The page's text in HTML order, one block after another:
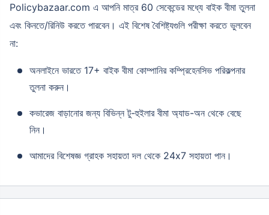
Policybazaar.com এ আপনি মাত্র 60 সেকেন্ডের মধ্যে বাইক বীমা তুলনা
এবং কিনতে/রিনিউ করতে পারবেন। এই বিশেষ বৈশিষ্ট্যগুলি পরীক্ষা করতে ভুলবেন
না:
অনলাইনে ভারতে 17+ বাইক বীমা কোম্পানির কম্প্রিহেনসিভ পরিকল্পনার
তুলনা করুন।
কভারেজ বাড়ানোর জন্য বিভিন্ন টু-হুইলার বীমা অ্যাড-অন থেকে বেছে
নিন।
আমাদের বিশেষজ্ঞ গ্রাহক সহায়তা দল থেকে 24x7 সহায়তা পান।